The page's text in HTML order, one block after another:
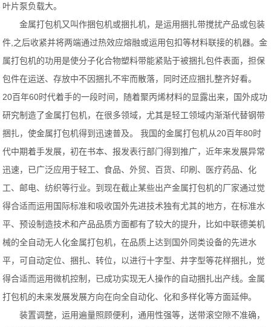
叶片泵负载大。
金属打包机又叫作捆包机或捆扎机，是运用捆扎带搅扰产品或包装
件,之后收紧并将两端通过热效应熔融或运用包扣等材料联接的机器。金
属打包机的功用是使分子化合物塑料带能紧贴于被捆扎包件表面，担保
包件在运送、存放中不因捆扎不牢而散落，同时还应捆扎整齐好看。
20百年60时代着手的一段时间，随着聚丙烯材料的显露出来，国外成功
研究制造了金属打包机，在很多领域，尤其是轻工领域内渐渐代替钢带
捆扎，使金属打包机得到迅速普及。 我国的金属打包机从20百年80时
代中期着手发展，初在书本、报发表行部门得到推广，近年来发展异常
迅速，已广泛应用于轻工、食品、外贸、百货、印刷、医疗药品、化
工、邮电、纺织等行业。到现在截止某些出产金属打包机的厂家通过觉
得合适而运用国际标准和吸收国外先进技术独有尤其的地方，在标准水
平、预设制造技术和产品品质方面都有了较大的提升，比如中联德美机
械的全自动无人化金属打包机，在品质上达到国外同类设备的先进水
平，可自动定位、捆扎、转位，以进行十字型、井字型等花样捆扎，觉
得合适而运用微机控制，已成功实现无人操作的自动捆扎出产线。金属
打包机的未来发展发展方向在向全自动化、化和多样化等方面延伸。
装置调整，运用遍量照顾便利，通用性强等，送带滚空隙不准确，